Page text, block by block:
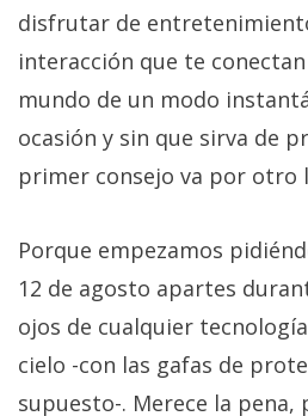
disfrutar de
interacción que te
mundo de un modo
ocasión y sin que sirva de
primer consejo va por otro
Porque empezamos
12 de agosto apartes
ojos de cualquier
cielo -con las gafas de
supuesto-. Merece la pena,